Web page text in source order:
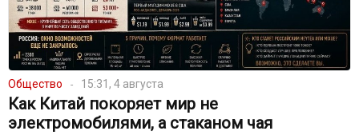
Общество 15:31, 4 августа
Как Китай покоряет мир не
электромобилями, а стаканом чая